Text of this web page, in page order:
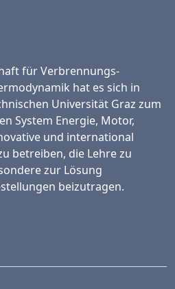
für Verbrennungs­
hat es sich in
Universität Graz zum
System Energie, Motor,
und international
betreiben, die Lehre zu
zur Lösung
beizutragen.